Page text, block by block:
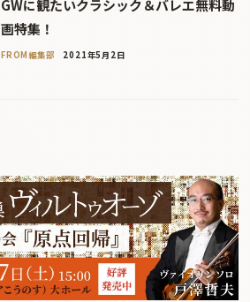
GWに観たいクラシック＆バレエ無料動
画特集！
FROM編集部 2021年5月2日